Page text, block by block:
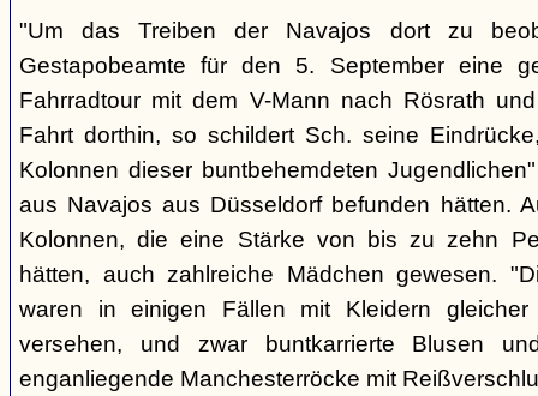
"Um das Treiben der Navajos dort zu
Gestapobeamte für den 5. September eine
Fahrradtour mit dem V-Mann nach Rösrath
Fahrt dorthin, so schildert Sch. seine
Kolonnen dieser buntbehemdeten
aus Navajos aus Düsseldorf befunden hätten.
Kolonnen, die eine Stärke von bis zu zehn
hätten, auch zahlreiche Mädchen gewesen.
waren in einigen Fällen mit Kleidern
versehen, und zwar buntkarrierte Blusen
enganliegende Manchesterröcke mit